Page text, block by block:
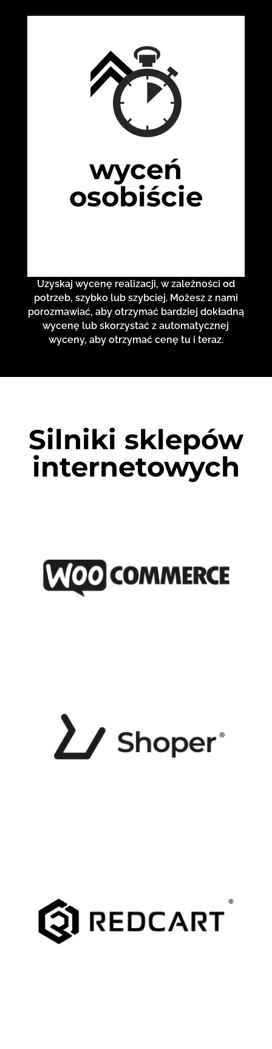
wyceń
osobiście
Uzyskaj wycenę realizacji, w zależności od
potrzeb, szybko lub szybciej. Możesz z nami
porozmawiać, aby otrzymać bardziej dokładną
wycenę lub skorzystać z automatycznej
wyceny, aby otrzymać cenę tu i teraz.
Silniki sklepów
internetowych